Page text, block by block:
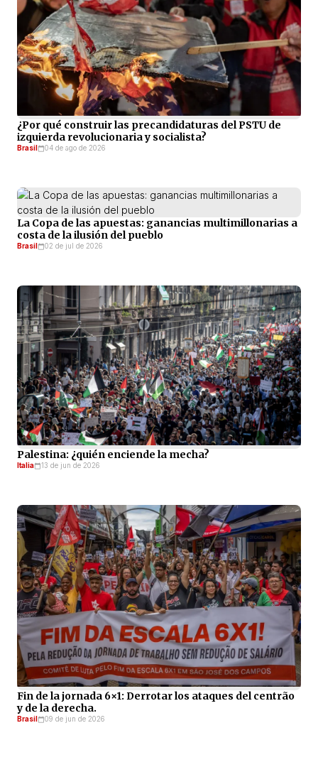
¿Por qué construir las precandidaturas del PSTU de
izquierda revolucionaria y socialista?
Brasil 04 de ago de 2026
La Copa de las apuestas: ganancias multimillonarias a
costa de la ilusión del pueblo
Brasil 02 de jul de 2026
Palestina: ¿quién enciende la mecha?
Italia 13 de jun de 2026
Fin de la jornada 6×1: Derrotar los ataques del centrão
y de la derecha.
Brasil 09 de jun de 2026